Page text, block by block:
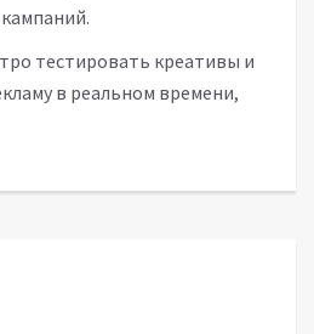
тестировать креативы и
в реальном времени,